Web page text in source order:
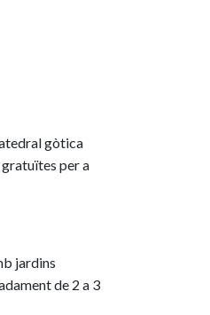
gòtica
per a
jardins
de 2 a 3